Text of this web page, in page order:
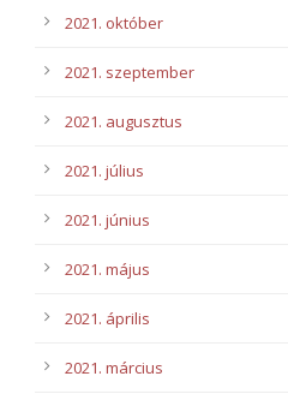
2021. október
2021. szeptember
2021. augusztus
2021. július
2021. június
2021. május
2021. április
2021. március